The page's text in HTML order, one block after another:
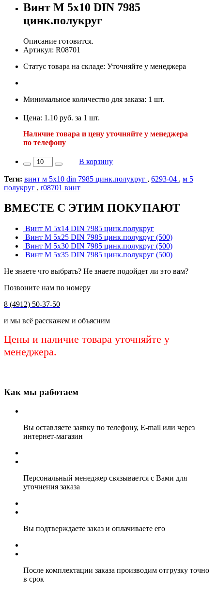
Винт М 5х10 DIN 7985
цинк.полукруг
Описание готовится.
Артикул: R08701
Статус товара на складе: Уточняйте у менеджера
Минимальное количество для заказа: 1 шт.
Цена: 1.10 руб. за 1 шт.
Наличие товара и цену уточняйте у менеджера
по телефону
В корзину
Теги: винт м 5х10 din 7985 цинк.полукруг , 6293-04 , м 5
полукруг , r08701 винт
ВМЕСТЕ С ЭТИМ ПОКУПАЮТ
Винт М 5х14 DIN 7985 цинк.полукруг
Винт М 5х25 DIN 7985 цинк.полукруг (500)
Винт М 5х30 DIN 7985 цинк.полукруг (500)
Винт М 5х35 DIN 7985 цинк.полукруг (500)
Не знаете что выбрать? Не знаете подойдет ли это вам?
Позвоните нам по номеру
8 (4912) 50-37-50
и мы всё расскажем и объясним
Цены и наличие товара уточняйте у
менеджера.
Как мы работаем
Вы оставляете заявку по телефону, E-mail или через
интернет-магазин
Персональный менеджер связывается с Вами для
уточнения заказа
Вы подтверждаете заказ и оплачиваете его
После комплектации заказа производим отгрузку точно
в срок